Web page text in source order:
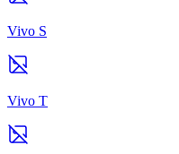
Vivo S
Vivo T